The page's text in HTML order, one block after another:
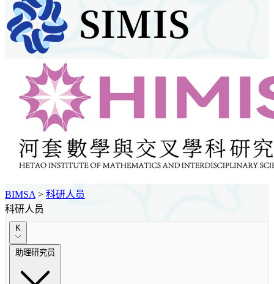
BIMSA > 科研人员
科研人员
K
助理研究员